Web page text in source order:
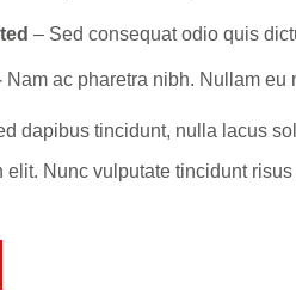
– Sed consequat odio quis
Nam ac pharetra nibh. Nullam eu
dapibus tincidunt, nulla lacus
elit. Nunc vulputate tincidunt risus